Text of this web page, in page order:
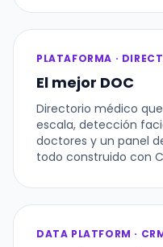
PLATAFORMA ·
El mejor DOC
Directorio médico
escala, detección
doctores y un panel
todo construido con
DATA PLATFORM ·